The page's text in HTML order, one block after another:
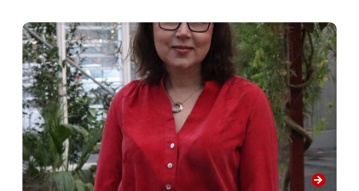
arrow_forward